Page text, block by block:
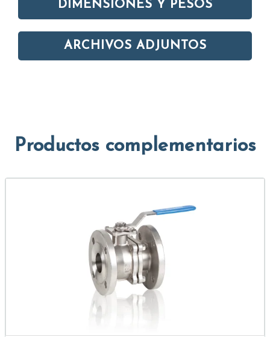
DIMENSIONES Y PESOS
ARCHIVOS ADJUNTOS
Productos complementarios